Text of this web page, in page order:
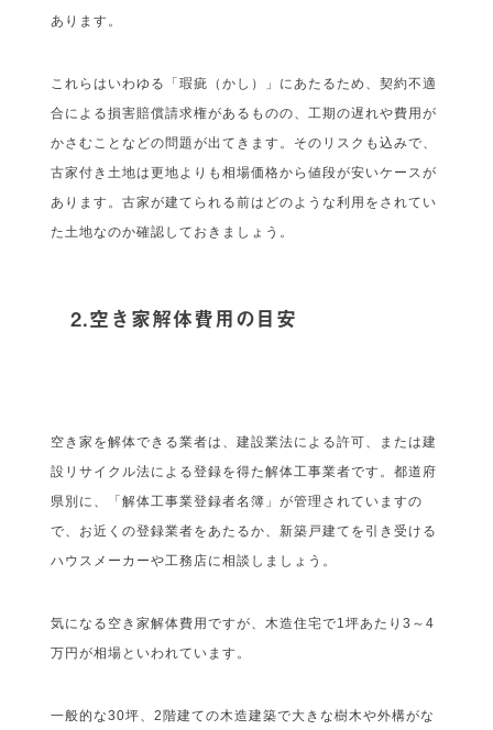
あります。
これらはいわゆる「瑕疵（かし）」にあたるため、契約不適
合による損害賠償請求権があるものの、工期の遅れや費用が
かさむことなどの問題が出てきます。そのリスクも込みで、
古家付き土地は更地よりも相場価格から値段が安いケースが
あります。古家が建てられる前はどのような利用をされてい
た土地なのか確認しておきましょう。
2.空き家解体費用の目安
空き家を解体できる業者は、建設業法による許可、または建
設リサイクル法による登録を得た解体工事業者です。都道府
県別に、「解体工事業登録者名簿」が管理されていますの
で、お近くの登録業者をあたるか、新築戸建てを引き受ける
ハウスメーカーや工務店に相談しましょう。
気になる空き家解体費用ですが、木造住宅で1坪あたり3～4
万円が相場といわれています。
一般的な30坪、2階建ての木造建築で大きな樹木や外構がな